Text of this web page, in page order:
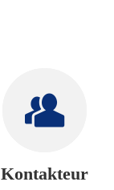
Kontakteur